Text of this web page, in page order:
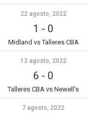
22 agosto, 2022
1 - 0
Midland vs Talleres CBA
13 agosto, 2022
6 - 0
Talleres CBA vs Newell's
7 agosto, 2022